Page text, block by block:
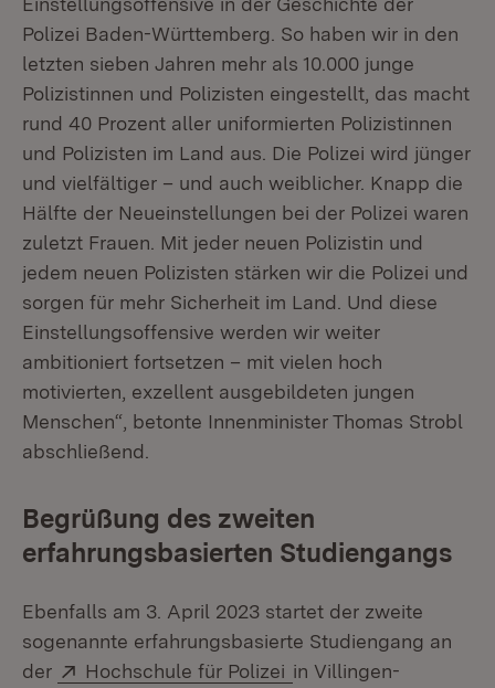
Polizei Baden-Württemberg. So haben wir in den
letzten sieben Jahren mehr als 10.000 junge
Polizistinnen und Polizisten eingestellt, das macht
rund 40 Prozent aller uniformierten Polizistinnen
und Polizisten im Land aus. Die Polizei wird jünger
und vielfältiger – und auch weiblicher. Knapp die
Hälfte der Neueinstellungen bei der Polizei waren
zuletzt Frauen. Mit jeder neuen Polizistin und
jedem neuen Polizisten stärken wir die Polizei und
sorgen für mehr Sicherheit im Land. Und diese
Einstellungsoffensive werden wir weiter
ambitioniert fortsetzen – mit vielen hoch
motivierten, exzellent ausgebildeten jungen
Menschen“, betonte Innenminister Thomas Strobl
abschließend.
Begrüßung des zweiten
erfahrungsbasierten Studiengangs
Ebenfalls am 3. April 2023 startet der zweite
sogenannte erfahrungsbasierte Studiengang an
der
Extern:
Hochschule für Polizei (Öffnet in neuem
in Villingen-